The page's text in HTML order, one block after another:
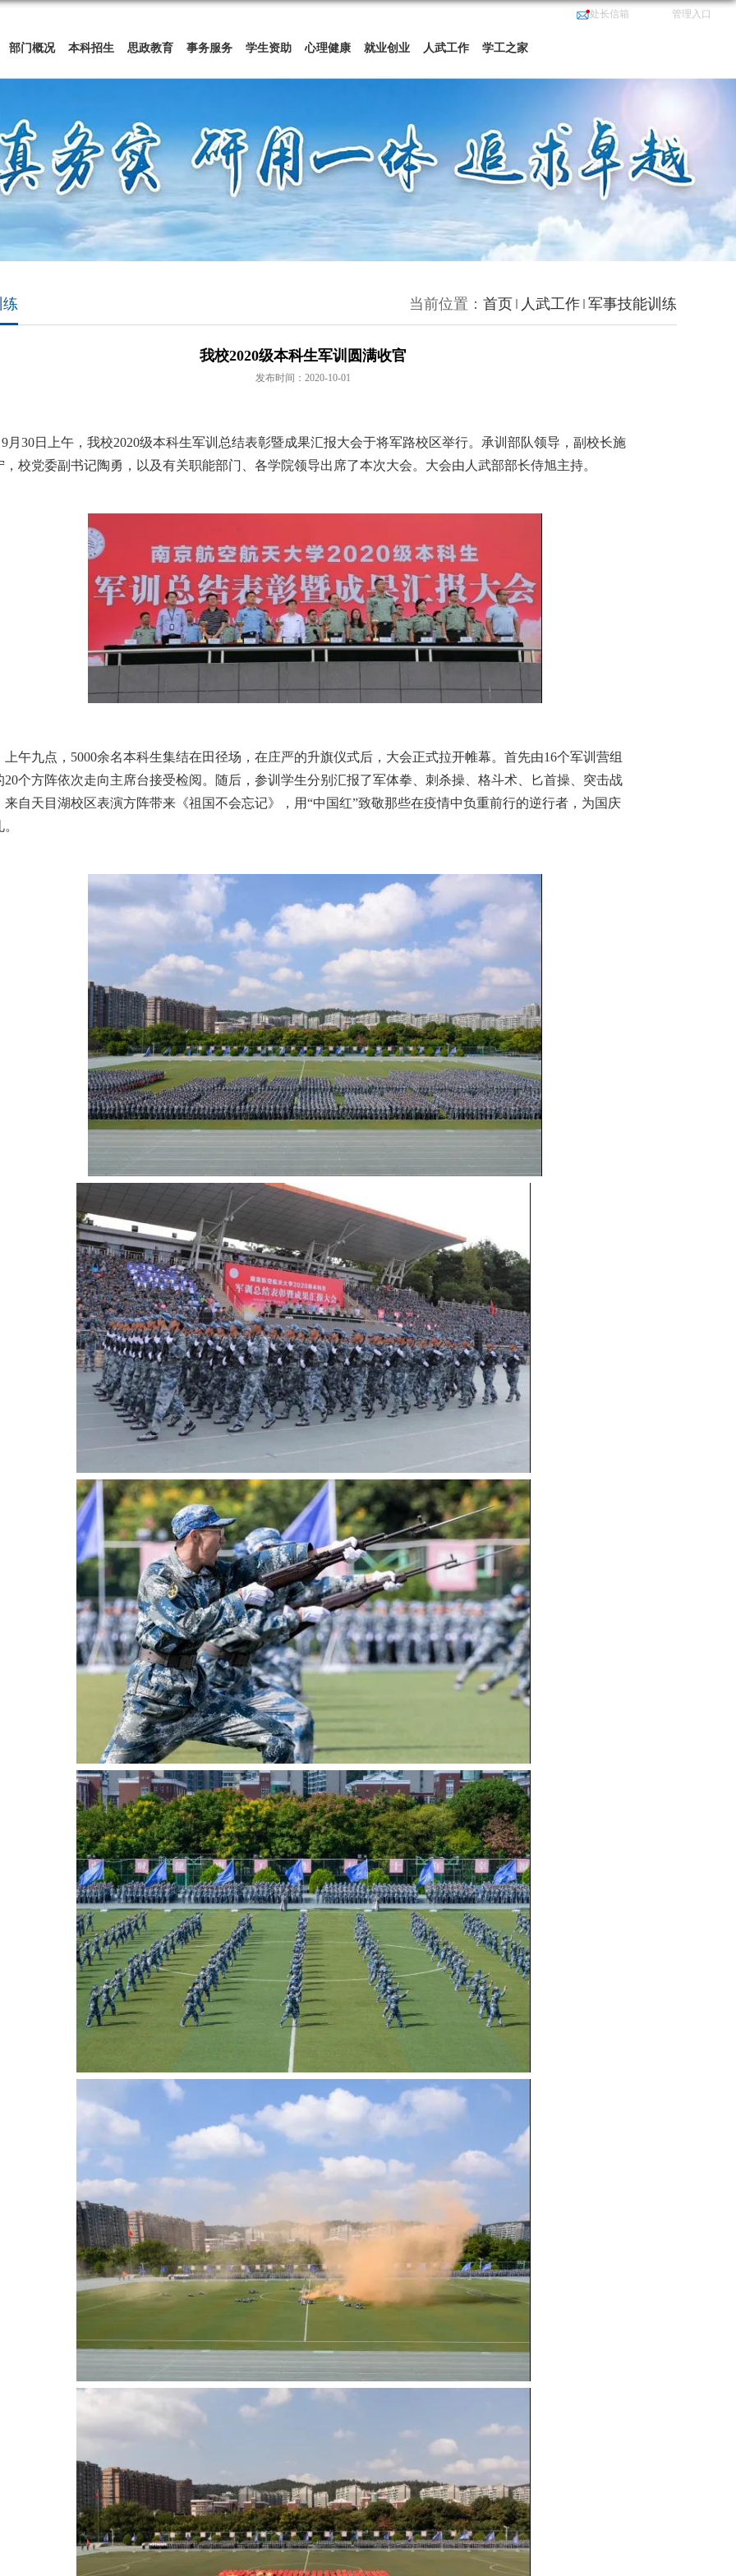
管理入口
处长信箱
部门概况 本科招生 思政教育 事务服务 学生资助 心理健康 就业创业 人武工作 学工之家
当前位置： 首页 人武工作 军事技能训练
我校2020级本科生军训圆满收官
发布时间：2020-10-01
9月30日上午，我校2020级本科生军训总结表彰暨成果汇报大会于将军路校区举行。承训部队领导，副校长施
，校党委副书记陶勇，以及有关职能部门、各学院领导出席了本次大会。大会由人武部部长侍旭主持。
上午九点，5000余名本科生集结在田径场，在庄严的升旗仪式后，大会正式拉开帷幕。首先由16个军训营组
20个方阵依次走向主席台接受检阅。随后，参训学生分别汇报了军体拳、刺杀操、格斗术、匕首操、突击战
来自天目湖校区表演方阵带来《祖国不会忘记》，用“中国红”致敬那些在疫情中负重前行的逆行者，为国庆